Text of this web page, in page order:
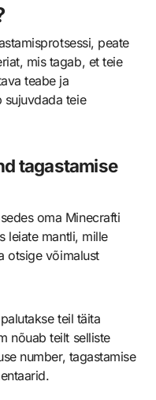
peate
mis tagab, et teie
teabe ja
sujuvdada teie
tagastamise
oma Minecrafti
leiate mantli, mille
otsige võimalust
teil täita
nõuab teilt selliste
number, tagastamise